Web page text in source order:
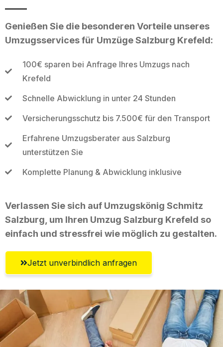
Genießen Sie die besonderen Vorteile unseres
Umzugsservices für Umzüge Salzburg Krefeld:
100€ sparen bei Anfrage Ihres Umzugs nach
Krefeld
Schnelle Abwicklung in unter 24 Stunden
Versicherungsschutz bis 7.500€ für den Transport
Erfahrene Umzugsberater aus Salzburg
unterstützen Sie
Komplette Planung & Abwicklung inklusive
Verlassen Sie sich auf Umzugskönig Schmitz
Salzburg, um Ihren Umzug Salzburg Krefeld so
einfach und stressfrei wie möglich zu gestalten.
Jetzt unverbindlich anfragen